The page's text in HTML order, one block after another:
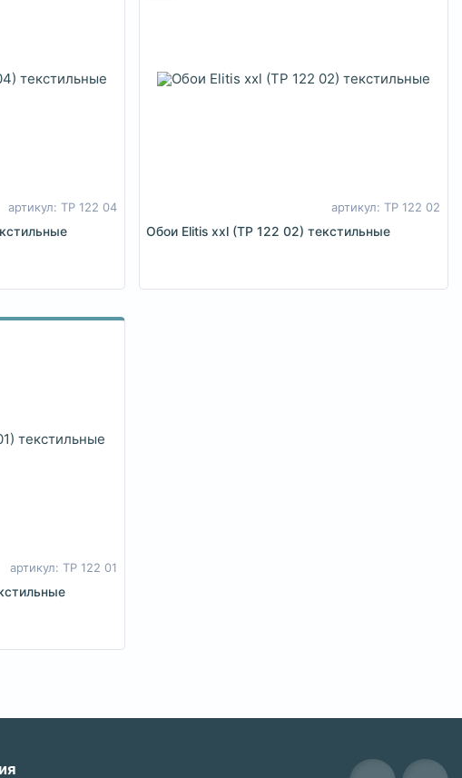
артикул: TP 122 04 артикул: TP 122 02
Обои Elitis xxl (TP 122 02) текстильные
артикул: TP 122 01